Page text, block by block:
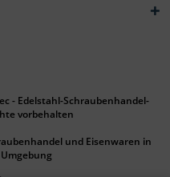
- Edelstahl-Schraubenhandel-
vorbehalten
und Eisenwaren in